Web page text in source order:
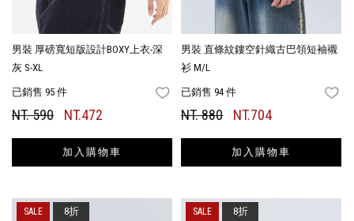
男裝 厚磅寬短版設計BOXY上衣-深
灰 S-XL
已銷售 95 件 FAVORITES
NT. 590 NT.472
加入購物車
男裝 直條紋鏤空針織古巴領短袖襯
衫 M/L
已銷售 94 件
NT. 880 NT.704
加入購物車
8折 8折